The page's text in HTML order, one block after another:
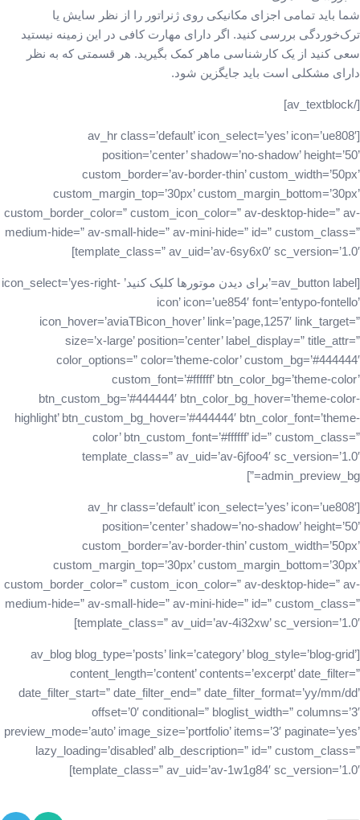
شما باید تمامی اجزای مکانیکی روی ژنراتور را از نظر سایش یا
ترک‌خوردگی بررسی کنید. اگر دارای مهارت کافی در این زمینه نیستید
سعی کنید از یک کارشناسی ماهر کمک بگیرید. هر قسمتی که به نظر
دارای مشکلی است باید جایگزین شود.
[/av_textblock]
[av_hr class=’default’ icon_select=’yes’ icon=’ue808′
position=’center’ shadow=’no-shadow’ height=’50’
custom_border=’av-border-thin’ custom_width=’50px’
custom_margin_top=’30px’ custom_margin_bottom=’30px’
custom_border_color=” custom_icon_color=” av-desktop-hide=” av-
medium-hide=” av-small-hide=” av-mini-hide=” id=” custom_class=”
template_class=” av_uid=’av-6sy6x0′ sc_version=’1.0′]
[av_button label=’برای دیدن موتورها کلیک کنید’ icon_select=’yes-right-
icon’ icon=’ue854′ font=’entypo-fontello’
icon_hover=’aviaTBicon_hover’ link=’page,1257′ link_target=”
size=’x-large’ position=’center’ label_display=” title_attr=”
color_options=” color=’theme-color’ custom_bg=’#444444′
custom_font=’#ffffff’ btn_color_bg=’theme-color’
btn_custom_bg=’#444444′ btn_color_bg_hover=’theme-color-
highlight’ btn_custom_bg_hover=’#444444′ btn_color_font=’theme-
color’ btn_custom_font=’#ffffff’ id=” custom_class=”
template_class=” av_uid=’av-6jfoo4′ sc_version=’1.0′
admin_preview_bg=”]
[av_hr class=’default’ icon_select=’yes’ icon=’ue808′
position=’center’ shadow=’no-shadow’ height=’50’
custom_border=’av-border-thin’ custom_width=’50px’
custom_margin_top=’30px’ custom_margin_bottom=’30px’
custom_border_color=” custom_icon_color=” av-desktop-hide=” av-
medium-hide=” av-small-hide=” av-mini-hide=” id=” custom_class=”
template_class=” av_uid=’av-4i32xw’ sc_version=’1.0′]
[av_blog blog_type=’posts’ link=’category’ blog_style=’blog-grid’
content_length=’content’ contents=’excerpt’ date_filter=”
date_filter_start=” date_filter_end=” date_filter_format=’yy/mm/dd’
offset=’0′ conditional=” bloglist_width=” columns=’3′
preview_mode=’auto’ image_size=’portfolio’ items=’3′ paginate=’yes’
lazy_loading=’disabled’ alb_description=” id=” custom_class=”
template_class=” av_uid=’av-1w1g84′ sc_version=’1.0′]